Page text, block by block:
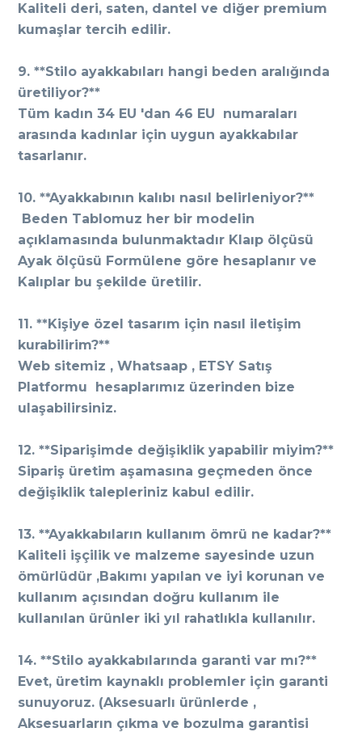
Kaliteli deri, saten, dantel ve diğer premium
kumaşlar tercih edilir.
9. **Stilo ayakkabıları hangi beden aralığında
üretiliyor?**
Tüm kadın 34 EU 'dan 46 EU numaraları
arasında kadınlar için uygun ayakkabılar
tasarlanır.
10. **Ayakkabının kalıbı nasıl belirleniyor?**
Beden Tablomuz her bir modelin
açıklamasında bulunmaktadır Klaıp ölçüsü
Ayak ölçüsü Formülene göre hesaplanır ve
Kalıplar bu şekilde üretilir.
11. **Kişiye özel tasarım için nasıl iletişim
kurabilirim?**
Web sitemiz , Whatsaap , ETSY Satış
Platformu hesaplarımız üzerinden bize
ulaşabilirsiniz.
12. **Siparişimde değişiklik yapabilir miyim?**
Sipariş üretim aşamasına geçmeden önce
değişiklik talepleriniz kabul edilir.
13. **Ayakkabıların kullanım ömrü ne kadar?**
Kaliteli işçilik ve malzeme sayesinde uzun
ömürlüdür ,Bakımı yapılan ve iyi korunan ve
kullanım açısından doğru kullanım ile
kullanılan ürünler iki yıl rahatlıkla kullanılır.
14. **Stilo ayakkabılarında garanti var mı?**
Evet, üretim kaynaklı problemler için garanti
sunuyoruz. (Aksesuarlı ürünlerde ,
Aksesuarların çıkma ve bozulma garantisi